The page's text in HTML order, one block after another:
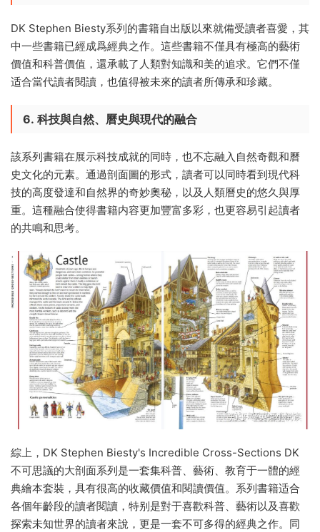
DK Stephen Biesty系列的書籍自出版以來就備受讀者喜愛，其
中一些書籍已經成爲經典之作。這些書籍不僅具有極高的藝術
價值和科普價值，還承載了人類對知識和美的追求。它們不僅
适合當代讀者閱讀，也值得被未來的讀者所傳承和珍藏。
6. 科技與自然、曆史與現代的融合
該系列書籍在展示科技成就的同時，也不忘融入自然奇觀和曆
史文化的元素。通過剖面圖的形式，讀者可以同時看到現代科
技的高度發達和自然界的奇妙奧秘，以及人類曆史的悠久與厚
重。這種融合使得書籍内容更加豐富多彩，也更容易引起讀者
的共鳴和思考。
綜上，DK Stephen Biesty's Incredible Cross-Sections DK
不可思議的大剖面系列是一套集科普、藝術、教育于一體的經
典繪本套裝，具有很高的收藏價值和閱讀價值。系列書籍适合
各個年齡段的讀者閱讀，特别是對于喜歡科普、藝術以及喜歡
探索未知世界的讀者來說，更是一套不可多得的經典之作。同